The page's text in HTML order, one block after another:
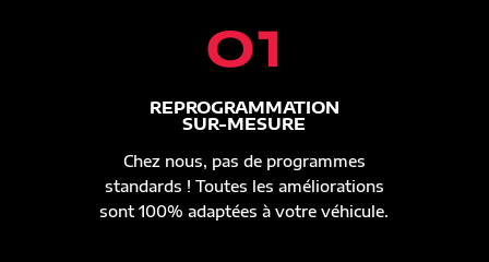
01
REPROGRAMMATION
SUR-MESURE
Chez nous, pas de programmes
standards ! Toutes les améliorations
sont 100% adaptées à votre véhicule.